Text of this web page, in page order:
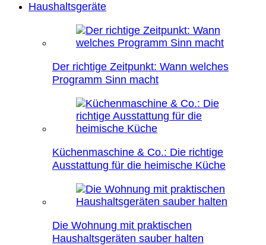
Haushaltsgeräte
Der richtige Zeitpunkt: Wann welches
Programm Sinn macht
Küchenmaschine & Co.: Die richtige
Ausstattung für die heimische Küche
Die Wohnung mit praktischen
Haushaltsgeräten sauber halten